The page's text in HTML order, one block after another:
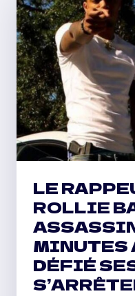
DE
AVEC
LA
DE
LE
ROLLIE
MINUTES
DÉFIÉ